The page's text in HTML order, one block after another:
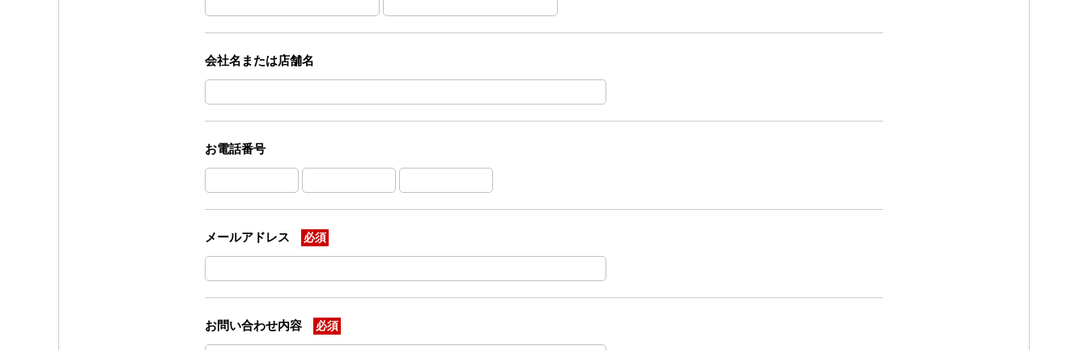
会社名または店舗名
お電話番号
メールアドレス 必須
お問い合わせ内容 必須